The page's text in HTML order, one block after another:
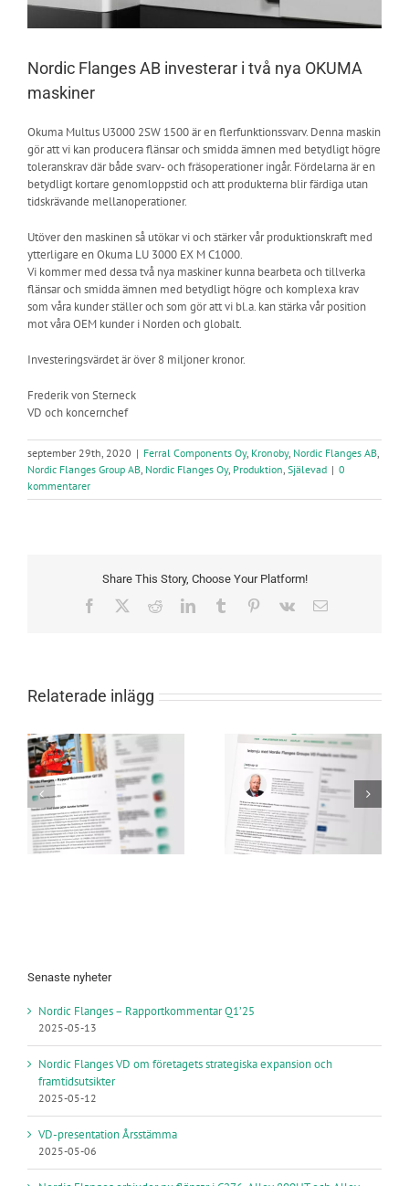
Nordic Flanges AB investerar i två nya OKUMA
maskiner
Okuma Multus U3000 2SW 1500 är en flerfunktionssvarv. Denna maskin
gör att vi kan producera flänsar och smidda ämnen med betydligt högre
toleranskrav där både svarv- och fräsoperationer ingår. Fördelarna är en
betydligt kortare genomloppstid och att produkterna blir färdiga utan
tidskrävande mellanoperationer.
Utöver den maskinen så utökar vi och stärker vår produktionskraft med
ytterligare en Okuma LU 3000 EX M C1000.
Vi kommer med dessa två nya maskiner kunna bearbeta och tillverka
flänsar och smidda ämnen med betydligt högre och komplexa krav
som våra kunder ställer och som gör att vi bl.a. kan stärka vår position
mot våra OEM kunder i Norden och globalt.
Investeringsvärdet är över 8 miljoner kronor.
Frederik von Sterneck
VD och koncernchef
september 29th, 2020 | Ferral Components Oy, Kronoby, Nordic Flanges AB
Nordic Flanges Group AB Nordic Flanges Oy, Produktion Själevad | 0
kommentarer
Share This Story, Choose Your Platform!
Facebook RedditLinkedInTumblr Pinterest
Vk
E-
Relaterade inlägg
Nordic Flanges VD om
företagets strategiska
expansion och
framtidsutsikter
VD-presentation
Årsstämma
Senaste nyheter
Nordic Flanges – Rapportkommentar Q1’25
2025-05-13
Nordic Flanges VD om företagets strategiska expansion och
framtidsutsikter
2025-05-12
VD-presentation Årsstämma
2025-05-06